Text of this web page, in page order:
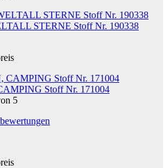
STERNE Stoff Nr. 190338
Stoff Nr. 171004
5